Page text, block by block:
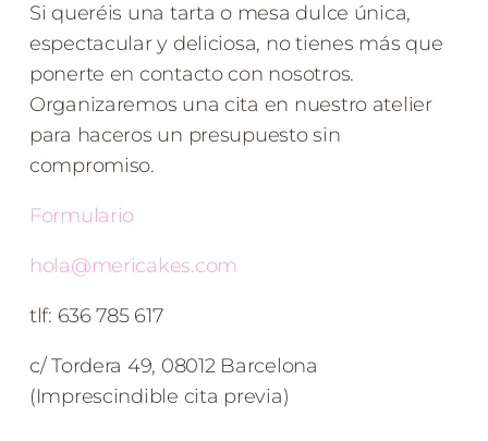
Si queréis una tarta o mesa dulce única,
espectacular y deliciosa, no tienes más que
ponerte en contacto con nosotros.
Organizaremos una cita en nuestro atelier
para haceros un presupuesto sin
compromiso.
Formulario
hola@mericakes.com
tlf: 636 785 617
c/ Tordera 49, 08012 Barcelona
(Imprescindible cita previa)